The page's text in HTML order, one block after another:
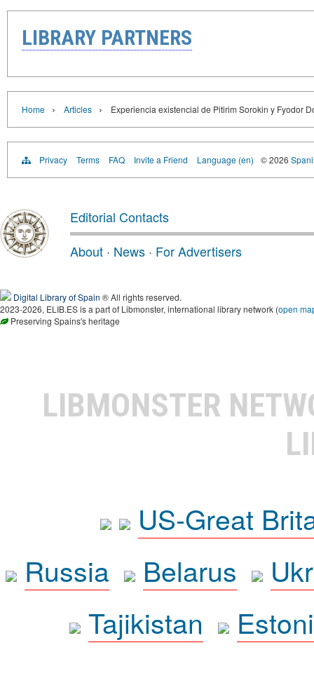
LIBRARY PARTNERS
Home › Articles › Experiencia existencial de Pitirim Sorokin y Fyodor
Privacy Terms FAQ Invite a Friend Language (en) © 2026
Editorial Contacts
About · News · For Advertisers
Digital Library of Spain ® All rights reserved.
2023-2026, ELIB.ES is a part of Libmonster, international library network (open
Preserving Spains's heritage
LIBMONSTER
US-Great
Russia
Belarus
Tajikistan